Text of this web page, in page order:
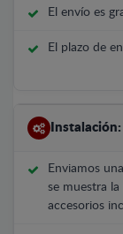
El envío es
El plazo de
Instalación:
Enviamos
se muestra
accesorios